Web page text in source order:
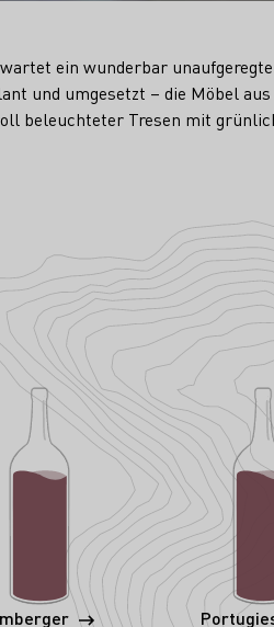
ein wunderbar
und umgesetzt – die Möbel
beleuchteter Tresen mit